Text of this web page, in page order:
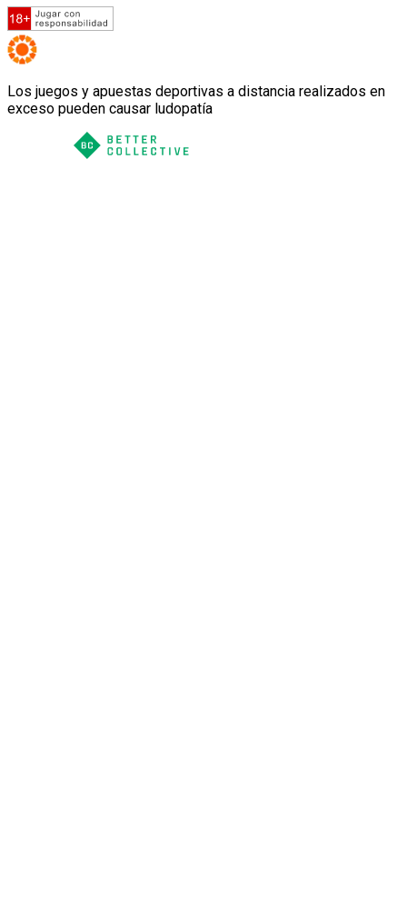
Los juegos y apuestas deportivas a distancia realizados en
exceso pueden causar ludopatía